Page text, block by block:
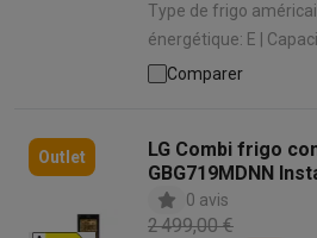
Type de frigo américain:
énergétique: E | Capacité totale: 617 L |
Comparer
Outlet
LG Combi frigo
GBG719MDNN
0 avis
2 499,00 €